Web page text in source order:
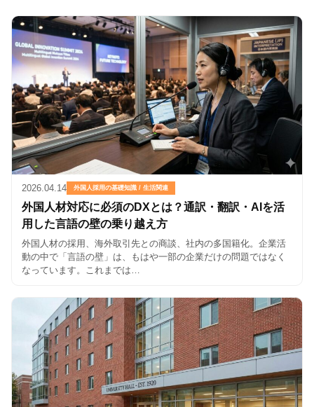
2026.04.14 外国人採用の基礎知識 / 生活関連
外国人材対応に必須のDXとは？通訳・翻訳・AIを活
用した言語の壁の乗り越え方
外国人材の採用、海外取引先との商談、社内の多国籍化。企業活
動の中で「言語の壁」は、もはや一部の企業だけの問題ではなく
なっています。これまでは…